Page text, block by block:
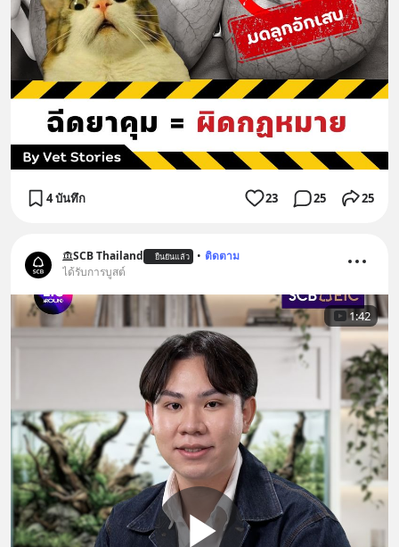
4 บันทึก 23 25 25
SCB Thailand ยืนยันแล้ว • ติดตาม
ได้รับการบูสต์
1:42